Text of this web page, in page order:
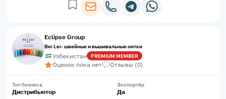
Eclipse Group
Bei Lei- швейные и вышивальные нитки
Узбекистан PREMIUM MEMBER
Оценок пока нет Отзывы (0)
Тип бизнеса
Дистрибьютор
Экспортёр
Да